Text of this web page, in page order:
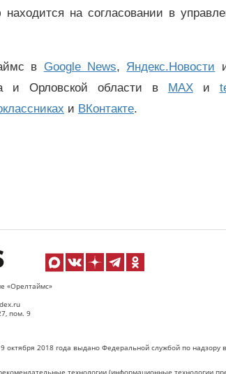
на согласовании в
в Google News, Яндекс.Новости
и Орловской области в MAXи
и ВКонтакте.
«Орелтаймс»
пом. 9
2018 года выдано Федеральной службой по надзору